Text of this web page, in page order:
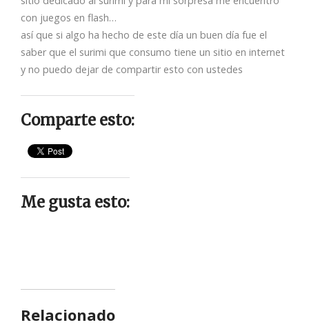
con juegos en flash…
así que si algo ha hecho de este día un buen día fue el
saber que el surimi que consumo tiene un sitio en internet
y no puedo dejar de compartir esto con ustedes
Comparte esto:
Me gusta esto:
Relacionado